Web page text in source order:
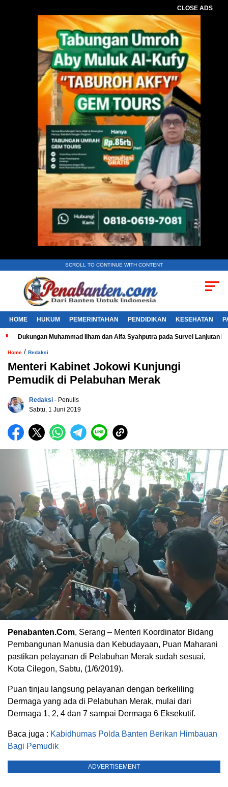
CLOSE ADS
SCROLL TO CONTINUE WITH CONTENT
HOME HUKUM PEMERINTAHAN PENDIDIKAN KESEHATAN
Dukungan Muhammad Ilham dan Alfa Syahputra pada Survei Lanjutan
Home / Redaksi
Menteri Kabinet Jokowi Kunjungi
Pemudik di Pelabuhan Merak
Redaksi - Penulis
Sabtu, 1 Juni 2019
Penabanten.Com, Serang – Menteri Koordinator Bidang
Pembangunan Manusia dan Kebudayaan, Puan Maharani
pastikan pelayanan di Pelabuhan Merak sudah sesuai,
Kota Cilegon, Sabtu, (1/6/2019).
Puan tinjau langsung pelayanan dengan berkeliling
Dermaga yang ada di Pelabuhan Merak, mulai dari
Dermaga 1, 2, 4 dan 7 sampai Dermaga 6 Eksekutif.
Baca juga : Kabidhumas Polda Banten Berikan Himbauan
Bagi Pemudik
ADVERTISEMENT